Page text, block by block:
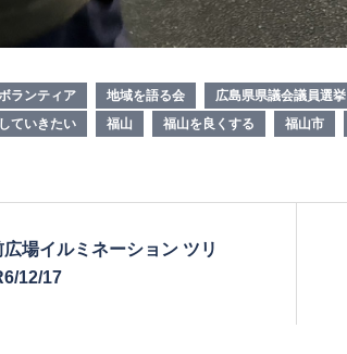
ランティア 地域を語る会 広島県県議会議員選挙
ていきたい
福山 福山を良くする 福山市
場イルミネーション ツリ
12/17